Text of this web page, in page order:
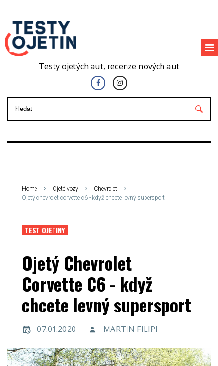
Testy ojetých aut, recenze nových aut
Home Ojeté vozy
Chevrolet
Ojetý chevrolet corvette c6 - když chcete levný supersport
TEST OJETINY
Ojetý Chevrolet
Corvette C6 - když
chcete levný supersport
07.01.2020 MARTIN FILIPI